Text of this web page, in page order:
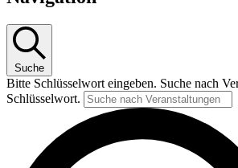
Suche
Bitte Schlüsselwort eingeben. Suche nach
Schlüsselwort.